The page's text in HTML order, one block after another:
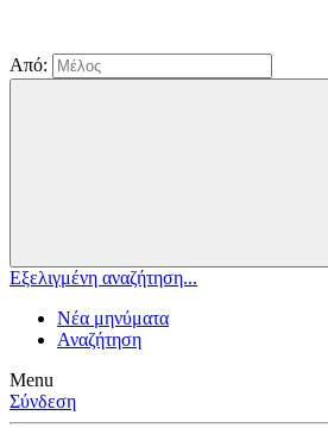
Από:
Εξελιγμένη αναζήτηση...
Νέα μηνύματα
Αναζήτηση
Menu
Σύνδεση